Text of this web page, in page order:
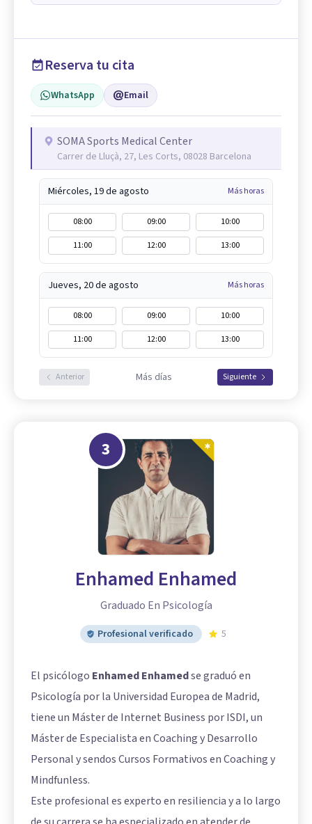
Reserva tu cita
WhatsApp Email
SOMA Sports Medical Center
Carrer de Lluçà, 27, Les Corts, 08028 Barcelona
Miércoles, 19 de agosto Más horas
08:00 09:00
10:00
11:00
12:00 13:00
Jueves, 20 de agosto Más horas
08:00 09:00
10:00
11:00
12:00 13:00
Anterior Más días Siguiente
3
Enhamed Enhamed
Graduado En Psicología
Profesional verificado 5
El psicólogo Enhamed Enhamedse graduó en
Psicología por la Universidad Europea de Madrid,
tiene un Máster de Internet Business por ISDI, un
Máster de Especialista en Coaching y Desarrollo
Personal y sendos Cursos Formativos en Coaching y
Mindfunless.
Este profesional es experto en resiliencia y a lo largo